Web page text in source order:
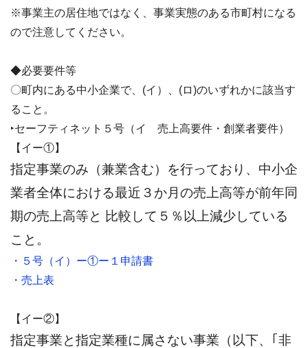
※事業主の居住地ではなく、事業実態のある市町村になる
ので注意してください。
◆必要要件等
〇町内にある中小企業で、(イ）、(ロ)のいずれかに該当す
ること。
‣セーフティネット５号（イ 売上高要件・創業者要件）
【イー①】
指定事業のみ（兼業含む）を行っており、中小企
業者全体における最近３か月の売上高等が前年同
期の売上高等と 比較して５％以上減少している
こと。
・５号（イ）ー①ー１申請書
・売上表
【イー②】
指定事業と指定業種に属さない事業（以下、｢非